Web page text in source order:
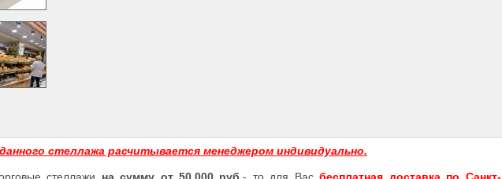
стеллажа расчитывается менеджером индивидуально.